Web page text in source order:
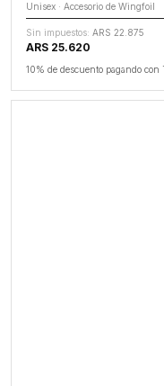
Unisex · Accesorio de Wingfoil
Sin impuestos: ARS 22.875
ARS 25.620
10% de descuento pagando